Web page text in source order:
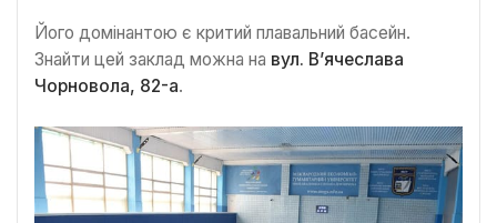
Його домінантою є критий плавальний басейн.
Знайти цей заклад можна на вул. В’ячеслава
Чорновола, 82-а.